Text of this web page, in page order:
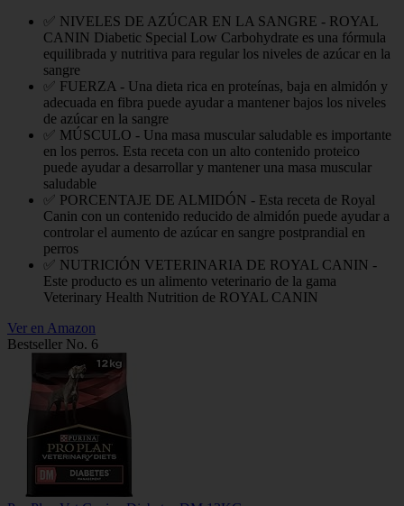
✅ NIVELES DE AZÚCAR EN LA SANGRE - ROYAL
CANIN Diabetic Special Low Carbohydrate es una fórmula
equilibrada y nutritiva para regular los niveles de azúcar en la
sangre
✅ FUERZA - Una dieta rica en proteínas, baja en almidón y
adecuada en fibra puede ayudar a mantener bajos los niveles
de azúcar en la sangre
✅ MÚSCULO - Una masa muscular saludable es importante
en los perros. Esta receta con un alto contenido proteico
puede ayudar a desarrollar y mantener una masa muscular
saludable
✅ PORCENTAJE DE ALMIDÓN - Esta receta de Royal
Canin con un contenido reducido de almidón puede ayudar a
controlar el aumento de azúcar en sangre postprandial en
perros
✅ NUTRICIÓN VETERINARIA DE ROYAL CANIN -
Este producto es un alimento veterinario de la gama
Veterinary Health Nutrition de ROYAL CANIN
Ver en Amazon
Bestseller No. 6